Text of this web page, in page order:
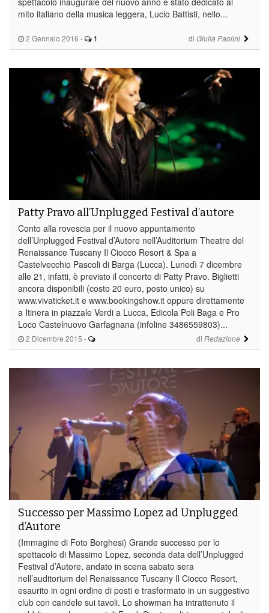
2 Gennaio 2016 - 1 di Giulia Paolini
mito italiano della musica leggera, Lucio Battisti, nello...
2 Dicembre 2015 - di Redazione
Patty Pravo all’Unplugged Festival d’autore
Conto alla rovescia per il nuovo appuntamento
dell’Unplugged Festival d’Autore nell’Auditorium Theatre del
Renaissance Tuscany Il Ciocco Resort & Spa a
Castelvecchio Pascoli di Barga (Lucca). Lunedì 7 dicembre
alle 21, infatti, è previsto il concerto di Patty Pravo. Biglietti
ancora disponibili (costo 20 euro, posto unico) su
www.vivaticket.it e www.bookingshow.it oppure direttamente
a Itinera in piazzale Verdi a Lucca, Edicola Poli Baga e Pro
Loco Castelnuovo Garfagnana (infoline 3486559803)...
Successo per Massimo Lopez ad Unplugged
d’Autore
(Immagine di Foto Borghesi) Grande successo per lo
spettacolo di Massimo Lopez, seconda data dell’Unplugged
Festival d’Autore, andato in scena sabato sera
nell’auditorium del Renaissance Tuscany Il Ciocco Resort,
esaurito in ogni ordine di posti e trasformato in un suggestivo
club con candele sui tavoli. Lo showman ha intrattenuto il